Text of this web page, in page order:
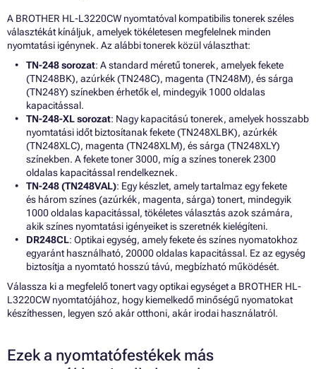
A BROTHER HL-L3220CW nyomtatóval kompatibilis tonerek széles
választékát kínáljuk, amelyek tökéletesen megfelelnek minden
nyomtatási igénynek. Az alábbi tonerek közül választhat:
TN-248 sorozat: A standard méretű tonerek, amelyek fekete
(TN248BK), azúrkék (TN248C), magenta (TN248M), és sárga
(TN248Y) színekben érhetők el, mindegyik 1000 oldalas
kapacitással.
TN-248-XL sorozat: Nagy kapacitású tonerek, amelyek hosszabb
nyomtatási időt biztosítanak fekete (TN248XLBK), azúrkék
(TN248XLC), magenta (TN248XLM), és sárga (TN248XLY)
színekben. A fekete toner 3000, míg a színes tonerek 2300
oldalas kapacitással rendelkeznek.
TN-248 (TN248VAL): Egy készlet, amely tartalmaz egy fekete
és három színes (azúrkék, magenta, sárga) tonert, mindegyik
1000 oldalas kapacitással, tökéletes választás azok számára,
akik színes nyomtatási igényeiket is szeretnék kielégíteni.
DR248CL: Optikai egység, amely fekete és színes nyomatokhoz
egyaránt használható, 20000 oldalas kapacitással. Ez az egység
biztosítja a nyomtató hosszú távú, megbízható működését.
Válassza ki a megfelelő tonert vagy optikai egységet a BROTHER HL-
L3220CW nyomtatójához, hogy kiemelkedő minőségű nyomatokat
készíthessen, legyen szó akár otthoni, akár irodai használatról.
Ezek a nyomtatófestékek más